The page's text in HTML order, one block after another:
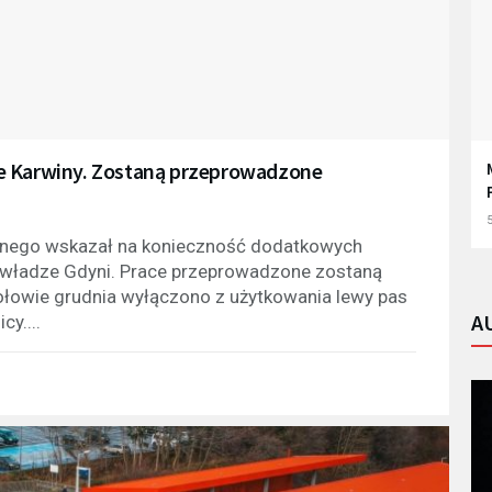
Karwiny. Zostaną przeprowadzone
wskazał na konieczność dodatkowych
Gdyni. Prace przeprowadzone zostaną
grudnia wyłączono z użytkowania lewy pas